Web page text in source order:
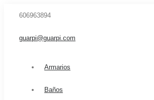
606963894
guarpi@guarpi.com
Armarios
Baños